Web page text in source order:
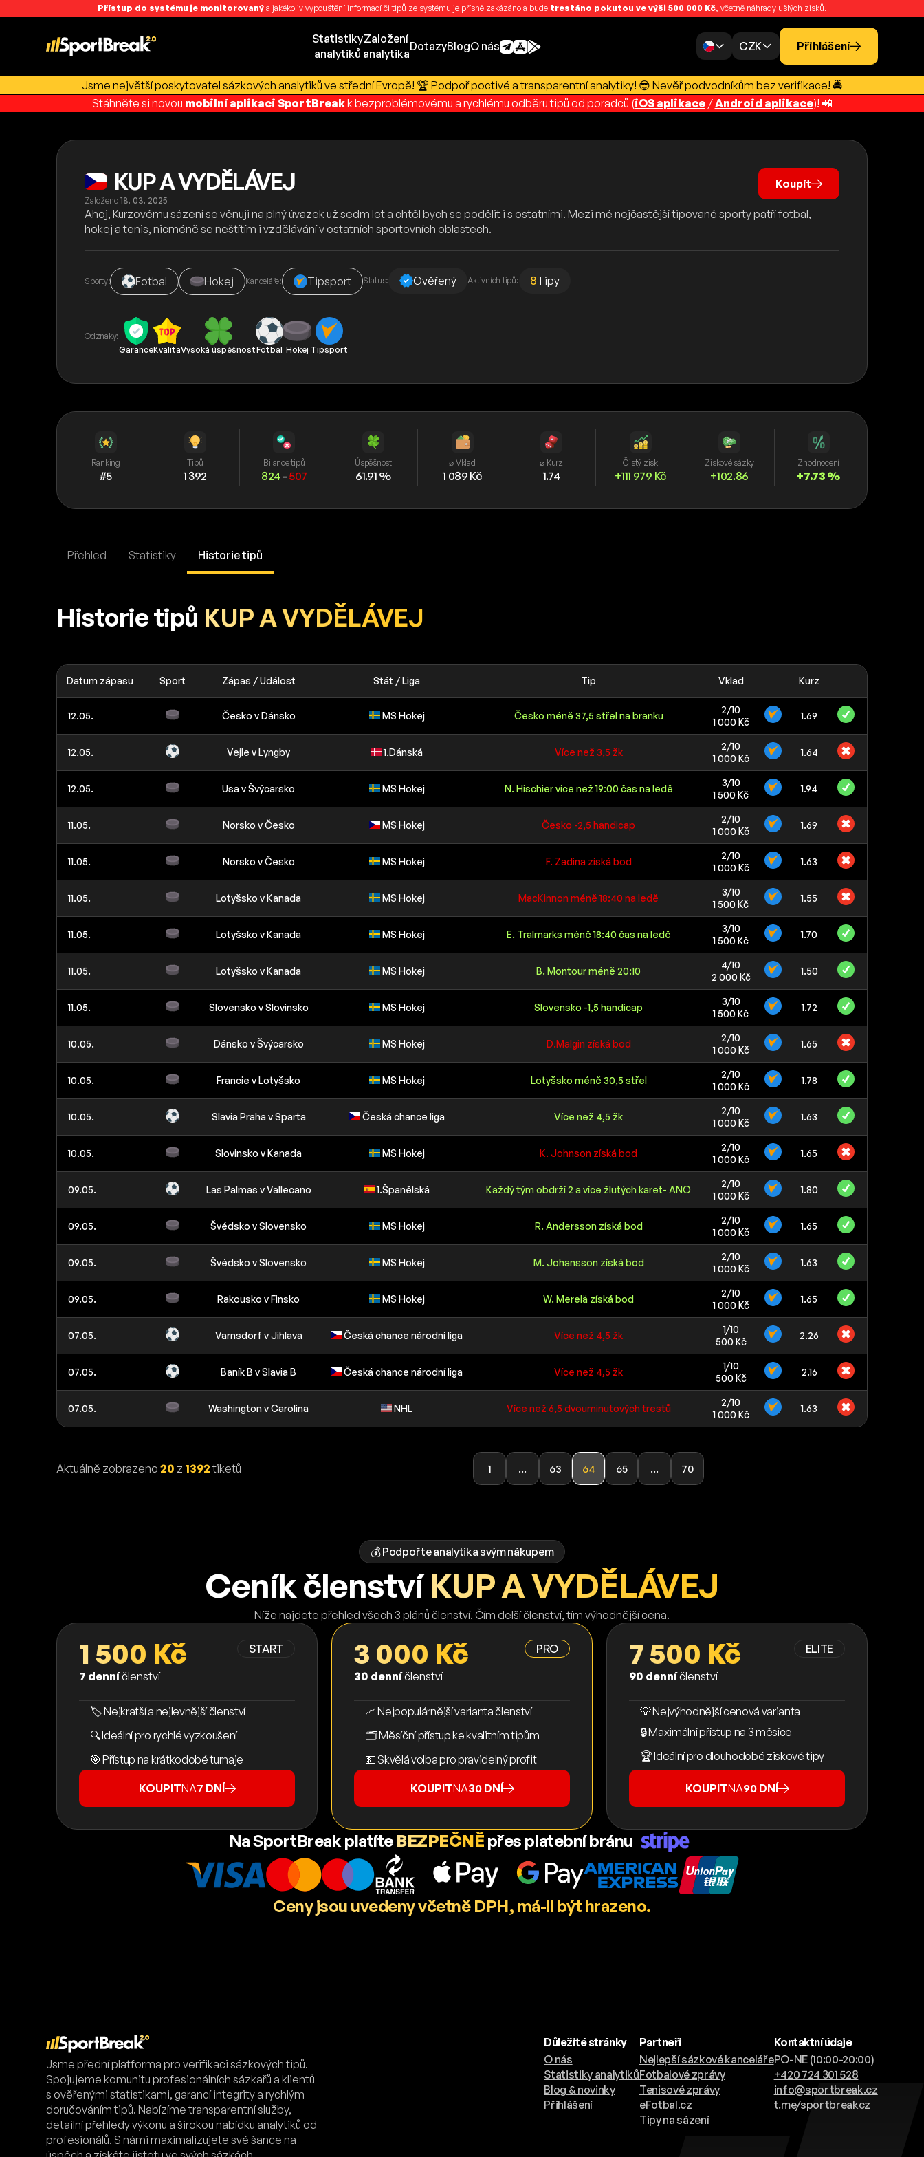
Přístup do systému je monitorovanýa jakékoliv vypouštění informací či tipů ze systému je přísně zakázáno a bude trestáno pokutou ve výši 500 000 Kč, včetně náhrady ušlých zisků.
Statistiky
analytiků
Založení
analytika
DotazyBlogO nás CZK Přihlášení
Jsme největší poskytovatel sázkových analytiků ve střední Evropě! 🏆 Podpoř poctivé a transparentní analytiky! 😎 Nevěř podvodníkům bez verifikace! 🚔
Stáhněte si novou mobilní aplikaci SportBreakk bezproblémovému a rychlému odběru tipů od poradců (iOS aplikace/Android aplikace)! 📲
KUP A VYDĚLÁVEJ
Založeno 18. 03. 2025
Koupit
Ahoj, Kurzovému sázení se věnuji na plný úvazek už sedm let a chtěl bych se podělit i s ostatními. Mezi mé nejčastější tipované sporty patří fotbal,
hokej a tenis, nicméně se neštítím i vzdělávání v ostatních sportovních oblastech.
Sporty: Fotbal Hokej Kanceláře: Tipsport Status: Ověřený Aktivních tipů: 8Tipy
Odznaky:
GaranceKvalitaVysoká úspěšnostFotbal Hokej Tipsport
Ranking
#5
Tipů
1 392
Bilance tipů
824 - 507
Úspěšnost
61.91 %
⌀ Vklad
1 089 Kč
⌀ Kurz
1.74
Čistý zisk
+111 979 Kč
Ziskové sázky
+102.86
Zhodnocení
+7.73 %
Přehled Statistiky Historie tipů
Historie tipů KUP A VYDĚLÁVEJ
Datum zápasu Sport Zápas / Událost Stát / Liga Tip Vklad Kurz
12.05. Česko v Dánsko MS Hokej Česko méně 37,5 střel na branku
2/10
1 000 Kč
1.69
12.05. Vejle v Lyngby 1.Dánská Více než 3,5 žk
2/10
1 000 Kč
1.64
12.05. Usa v Švýcarsko MS Hokej N. Hischier více než 19:00 čas na ledě
3/10
1 500 Kč
1.94
11.05. Norsko v Česko MS Hokej Česko -2,5 handicap
2/10
1 000 Kč
1.69
11.05. Norsko v Česko MS Hokej F. Zadina získá bod
2/10
1 000 Kč
1.63
11.05. Lotyšsko v Kanada MS Hokej MacKinnon méně 18:40 na ledě
3/10
1 500 Kč
1.55
11.05. Lotyšsko v Kanada MS Hokej E. Tralmarks méně 18:40 čas na ledě
3/10
1 500 Kč
1.70
11.05. Lotyšsko v Kanada MS Hokej B. Montour méně 20:10
4/10
2 000 Kč
1.50
11.05. Slovensko v Slovinsko MS Hokej Slovensko -1,5 handicap
3/10
1 500 Kč
1.72
10.05. Dánsko v Švýcarsko MS Hokej D.Malgin získá bod
2/10
1 000 Kč
1.65
10.05. Francie v Lotyšsko MS Hokej Lotyšsko méně 30,5 střel
2/10
1 000 Kč
1.78
10.05. Slavia Praha v Sparta Česká chance liga Více než 4,5 žk
2/10
1 000 Kč
1.63
10.05. Slovinsko v Kanada MS Hokej K. Johnson získá bod
2/10
1 000 Kč
1.65
09.05. Las Palmas v Vallecano 1.Španělská Každý tým obdrží 2 a více žlutých karet- ANO
2/10
1 000 Kč
1.80
09.05. Švédsko v Slovensko MS Hokej R. Andersson získá bod
2/10
1 000 Kč
1.65
09.05. Švédsko v Slovensko MS Hokej M. Johansson získá bod
2/10
1 000 Kč
1.63
09.05. Rakousko v Finsko MS Hokej W. Merelä získá bod
2/10
1 000 Kč
1.65
07.05. Varnsdorf v Jihlava Česká chance národní liga Více než 4,5 žk
1/10
500 Kč
2.26
07.05. Baník B v Slavia B Česká chance národní liga Více než 4,5 žk
1/10
500 Kč
2.16
07.05. Washington v Carolina NHL Více než 6,5 dvouminutových trestů
2/10
1 000 Kč
1.63
Aktuálně zobrazeno 20 z 1392tiketů 1 ... 63 64 65 ... 70
💰 Podpořte analytika svým nákupem
Ceník členstvíKUP A VYDĚLÁVEJ
Níže najdete přehled všech 3 plánů členství. Čím delší členství, tím výhodnější cena.
START
1 500 Kč
7 denníčlenství
🏷️ Nejkratší a nejlevnější členství
🔍 Ideální pro rychlé vyzkoušení
🎯 Přístup na krátkodobé turnaje
KOUPITNA7 DNÍ
PRO
3 000 Kč
30 denníčlenství
📈 Nejpopulárnější varianta členství
🗂️ Měsíční přístup ke kvalitním tipům
💵 Skvělá volba pro pravidelný profit
KOUPITNA30 DNÍ
ELITE
7 500 Kč
90 denníčlenství
💡 Nejvýhodnější cenová varianta
🔒 Maximální přístup na 3 měsíce
🏆 Ideální pro dlouhodobé ziskové tipy
KOUPITNA90 DNÍ
Na SportBreak platíte BEZPEČNĚ přes platební bránu
Ceny jsou uvedeny včetně DPH, má-li být hrazeno.
Jsme přední platforma pro verifikaci sázkových tipů.
Spojujeme komunitu profesionálních sázkařů a klientů
s ověřenými statistikami, garancí integrity a rychlým
doručováním tipů. Nabízíme transparentní služby,
detailní přehledy výkonu a širokou nabídku analytiků od
profesionálů. S námi maximalizujete své šance na
Důležité stránky
O nás
Statistiky analytiků
Blog & novinky
Přihlášení
Partneři
Nejlepší sázkové kanceláře
Fotbalové zprávy
Tenisové zprávy
eFotbal.cz
Tipy na sázení
Kontaktní údaje
PO-NE (10:00-20:00)
+420 724 301 528
info@sportbreak.cz
t.me/sportbreakcz